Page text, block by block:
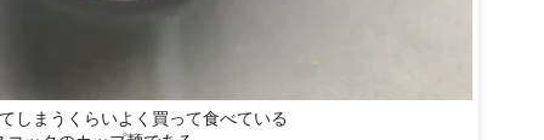
しまうくらいよく買って食べている